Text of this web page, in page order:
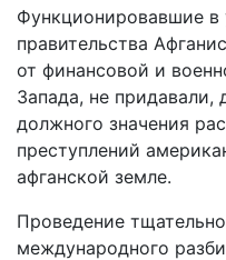
Функционировавшие в
правительства
от финансовой и
Запада, не придавали,
должного значения
преступлений
афганской земле.
Проведение
международного